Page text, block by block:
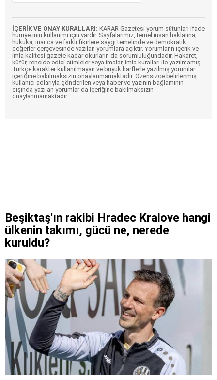
İÇERİK VE ONAY KURALLARI: KARAR Gazetesi yorum sütunları ifade
hürriyetinin kullanımı için vardır. Sayfalarımız, temel insan haklarına,
hukuka, inanca ve farklı fikirlere saygı temelinde ve demokratik
değerler çerçevesinde yazılan yorumlara açıktır. Yorumların içerik ve
imla kalitesi gazete kadar okurların da sorumluluğundadır. Hakaret,
küfür, rencide edici cümleler veya imalar, imla kuralları ile yazılmamış,
Türkçe karakter kullanılmayan ve büyük harflerle yazılmış yorumlar
içeriğine bakılmaksızın onaylanmamaktadır. Özensizce belirlenmiş
kullanıcı adlarıyla gönderilen veya haber ve yazının bağlamının
dışında yazılan yorumlar da içeriğine bakılmaksızın
onaylanmamaktadır.
Beşiktaş'ın rakibi Hradec Kralove hangi
ülkenin takımı, gücü ne, nerede
kuruldu?